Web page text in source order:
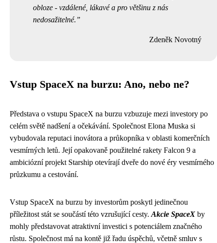
obloze - vzdálené, lákavé a pro většinu z nás
nedosažitelné.
Zdeněk Novotný
Vstup SpaceX na burzu: Ano, nebo ne?
Představa o vstupu SpaceX na burzu vzbuzuje mezi investory po
celém světě nadšení a očekávání. Společnost Elona Muska si
vybudovala reputaci inovátora a průkopníka v oblasti komerčních
vesmírných letů. Její opakovaně použitelné rakety Falcon 9 a
ambiciózní projekt Starship otevírají dveře do nové éry vesmírného
průzkumu a cestování.
Vstup SpaceX na burzu by investorům poskytl jedinečnou
příležitost stát se součástí této vzrušující cesty. Akcie SpaceX by
mohly představovat atraktivní investici s potenciálem značného
růstu. Společnost má na kontě již řadu úspěchů, včetně smluv s